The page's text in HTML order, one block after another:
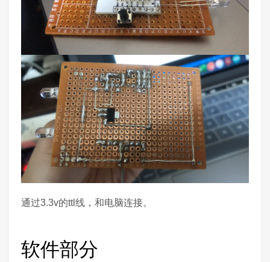
通过3.3v的ttl线，和电脑连接。
软件部分